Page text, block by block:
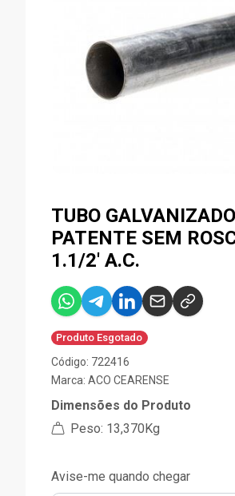
TUBO GALVANIZADO
PATENTE SEM
1.1/2' A.C.
Produto Esgotado
Código: 722416
Marca: ACO CEARENSE
Dimensões do Produto
Peso: 13,370Kg
Avise-me quando chegar